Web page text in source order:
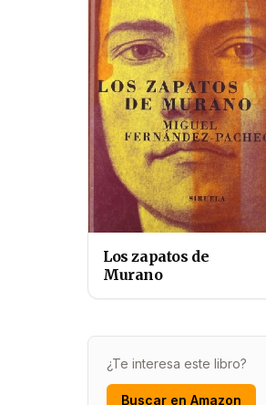
Los zapatos de
Murano
¿Te interesa este libro?
Buscar en Amazon